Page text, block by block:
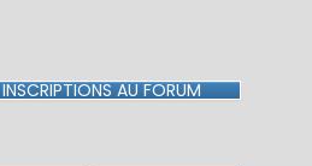
INSCRIPTIONS AU FORUM